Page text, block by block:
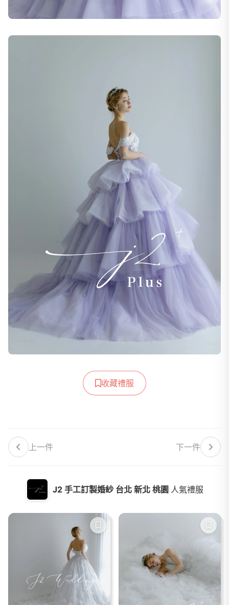
收藏禮服
上一件 下一件
J2 手工訂製婚紗 台北 新北 桃園 人氣禮服